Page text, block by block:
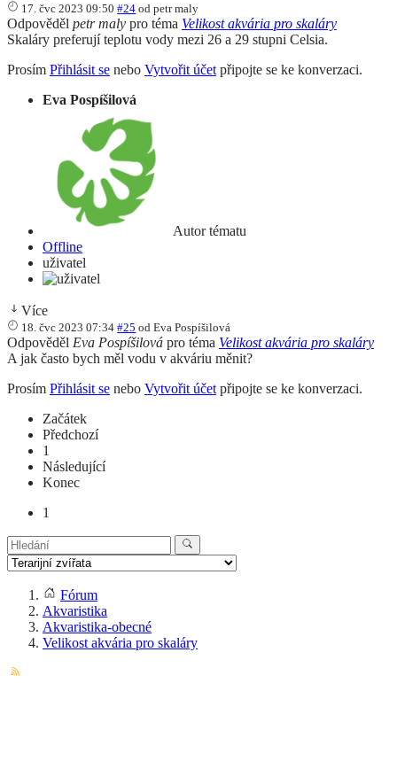
17. čvc 2023 09:50 #24 odpetr maly
Odpověděl petr maly pro téma Velikost akvária pro skaláry
Skaláry preferují teplotu vody mezi 26 a 29 stupni Celsia.
Prosím Přihlásit se nebo Vytvořit účet připojte se ke konverzaci.
Eva Pospíšilová
Autor tématu
Offline
uživatel
Více
18. čvc 2023 07:34 #25 odEva Pospíšilová
Odpověděl Eva Pospíšilová pro téma Velikost akvária pro skaláry
A jak často bych měl vodu v akváriu měnit?
Prosím Přihlásit se nebo Vytvořit účet připojte se ke konverzaci.
Začátek
Předchozí
1
Následující
Konec
1
Fórum
Akvaristika
Akvaristika-obecné
Velikost akvária pro skaláry